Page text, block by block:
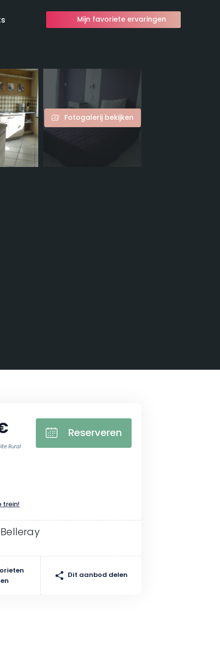
Mijn favoriete ervaringen
Fotogalerij bekijken
Rural
Reserveren
trein!
Dit aanbod delen